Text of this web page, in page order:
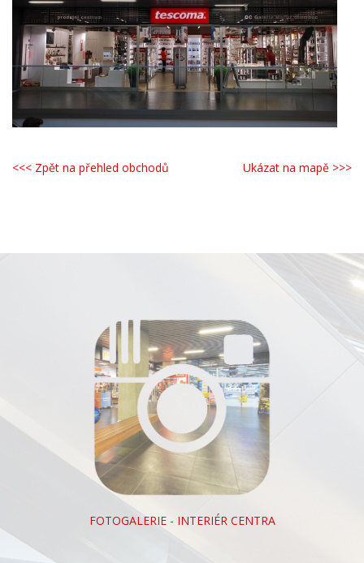
<<< Zpět na přehled obchodů Ukázat na mapě >>>
FOTOGALERIE - INTERIÉR CENTRA